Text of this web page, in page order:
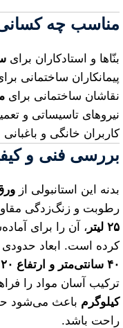
مناسب چه
بنّاها و استادکاران برای
پیمانکاران ساختمانی
نقاشان ساختمانی برای
نیروهای تاسیساتی و
کاربران خانگی و
بررسی فنی و
بدنه این استانبولی از
رطوبت و زنگ‌زدگی
۲۵ لیتر
، آن را برای
کرده است. ابعاد حدودی
۴۰ سانتی‌متر و ارتفاع ۲۰ تا ۲۵ سانتی‌متر
ترکیب آسان مواد را
کیلوگرم باعث می‌شود
راحت باشد.